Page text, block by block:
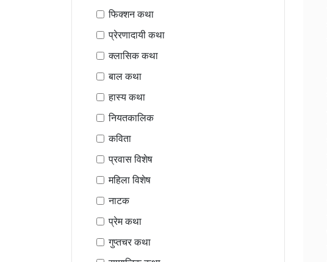
फिक्शन कथा
प्रेरणादायी कथा
क्लासिक कथा
बाल कथा
हास्य कथा
नियतकालिक
कविता
प्रवास विशेष
महिला विशेष
नाटक
प्रेम कथा
गुप्तचर कथा